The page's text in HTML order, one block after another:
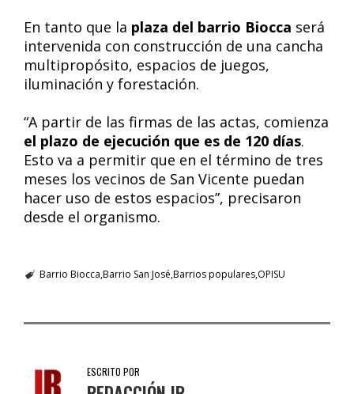
En tanto que la plaza del barrio Biocca será
intervenida con construcción de una cancha
multipropósito, espacios de juegos,
iluminación y forestación.
“A partir de las firmas de las actas, comienza
el plazo de ejecución que es de 120 días.
Esto va a permitir que en el término de tres
meses los vecinos de San Vicente puedan
hacer uso de estos espacios”, precisaron
desde el organismo.
Barrio Biocca Barrio San José Barrios popularesOPISU
ESCRITO POR